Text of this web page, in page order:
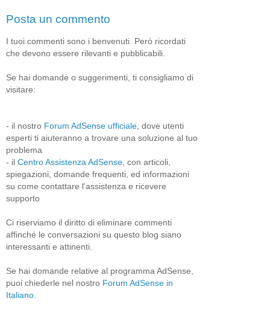
Posta un commento
I tuoi commenti sono i benvenuti. Però ricordati
che devono essere rilevanti e pubblicabili.
Se hai domande o suggerimenti, ti consigliamo di
visitare:
- il nostro Forum AdSense ufficiale , dove utenti
esperti ti aiuteranno a trovare una soluzione al tuo
problema
- il Centro Assistenza AdSense , con articoli,
spiegazioni, domande frequenti, ed informazioni
su come contattare l'assistenza e ricevere
supporto
Ci riserviamo il diritto di eliminare commenti
affinché le conversazioni su questo blog siano
interessanti e attinenti.
Se hai domande relative al programma AdSense,
puoi chiederle nel nostro Forum AdSense in
Italiano